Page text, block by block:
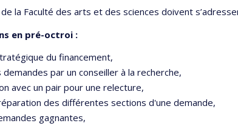
la Faculté des arts et des sciences doivent
en pré-octroi :
du financement,
par un conseiller à la recherche,
avec un pair pour une relecture,
des différentes sections d'une demande,
gagnantes,